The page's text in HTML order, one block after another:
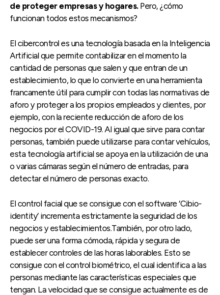
de proteger empresas y hogares.Pero, ¿cómo
funcionan todos estos mecanismos?
El cibercontrol es una tecnología basada en la Inteligencia
Artificial que permite contabilizar en el momento la
cantidad de personas que salen y que entran de un
establecimiento, lo que lo convierte en una herramienta
francamente útil para cumplir con todas las normativas de
aforo y proteger a los propios empleados y clientes, por
ejemplo, con la reciente reducción de aforo de los
negocios por el COVID-19. Al igual que sirve para contar
personas, también puede utilizarse para contar vehículos,
esta tecnología artificial se apoya en la utilización de una
o varias cámaras según el número de entradas, para
detectar el número de personas exacto.
El control facial que se consigue con el software ‘Cibio-
identity’ incrementa estrictamente la seguridad de los
negocios y establecimientos.También, por otro lado,
puede ser una forma cómoda, rápida y segura de
establecer controles de las horas laborables. Esto se
consigue con el control biométrico, el cual identifica a las
personas mediante las características especiales que
tengan. La velocidad que se consigue actualmente es de